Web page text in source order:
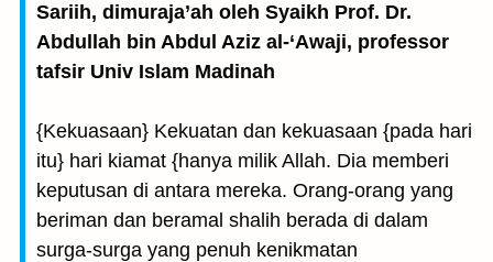
Sariih, dimuraja’ah oleh Syaikh Prof. Dr.
Abdullah bin Abdul Aziz al-‘Awaji, professor
tafsir Univ Islam Madinah
{Kekuasaan} Kekuatan dan kekuasaan {pada hari
itu} hari kiamat {hanya milik Allah. Dia memberi
keputusan di antara mereka. Orang-orang yang
beriman dan beramal shalih berada di dalam
surga-surga yang penuh kenikmatan